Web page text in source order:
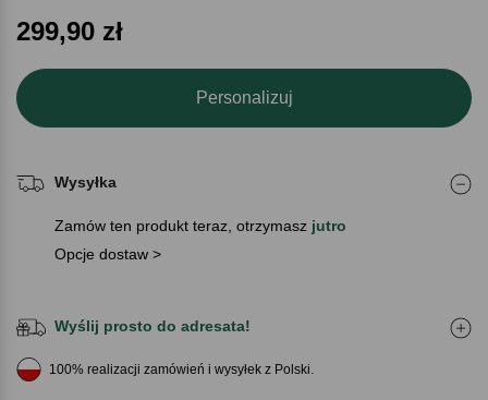
299,90 zł
Personalizuj
Wysyłka
Zamów ten produkt teraz, otrzymasz jutro
Opcje dostaw >
Wyślij prosto do adresata!
100% realizacji zamówień i wysyłek z Polski.